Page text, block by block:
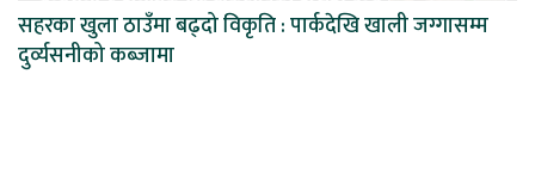
सहरका खुला ठाउँमा बढ्दो विकृति : पार्कदेखि खाली जग्गासम्म
दुर्व्यसनीको कब्जामा